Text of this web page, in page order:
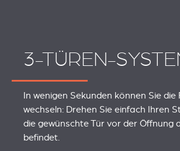
3-TÜREN-
In wenigen Sekunden können Sie die
wechseln: Drehen Sie einfach Ihren
die gewünschte Tür vor der Öffnung
befindet.